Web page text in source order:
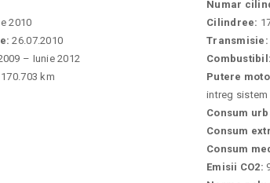
2010
26.07.2010
– Iunie 2012
170.703 km
Numar
Cilindree:
Transmisie:
Combustibil:
Putere
intreg sistem
Consum
Consum
Consum
Emisii CO2: